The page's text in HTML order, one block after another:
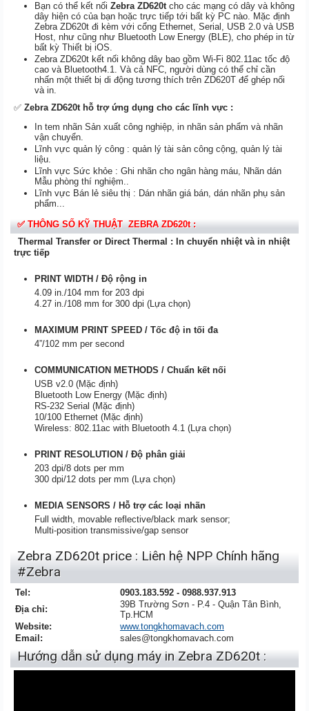
Bạn có thể kết nối Zebra ZD620tcho các mạng có dây và không
dây hiện có của bạn hoặc trực tiếp tới bất kỳ PC nào. Mặc định
Zebra ZD620t đi kèm với cổng Ethernet, Serial, USB 2.0 và USB
Host, như cũng như Bluetooth Low Energy (BLE), cho phép in từ
bất kỳ Thiết bị iOS.
Zebra ZD620t kết nối không dây bao gồm Wi-Fi 802.11ac tốc độ
cao và Bluetooth4.1. Và cả NFC, người dùng có thể chỉ cần
nhấn một thiết bị di động tương thích trên ZD620T để ghép nối
và in.
✅ Zebra ZD620t hỗ trợ ứng dụng cho các lĩnh vực :
In tem nhãn Sản xuất công nghiệp, in nhãn sản phẩm và nhãn
vận chuyển.
Lĩnh vực quản lý công : quản lý tài sản công cộng, quản lý tài
liệu.
Lĩnh vực Sức khỏe : Ghi nhãn cho ngân hàng máu, Nhãn dán
Mẫu phòng thí nghiệm..
Lĩnh vực Bán lẻ siêu thị : Dán nhãn giá bán, dán nhãn phụ sản
phẩm...
✅ THÔNG SỐ KỸ THUẬT ZEBRA ZD620t :
Thermal Transfer or Direct Thermal : In chuyển nhiệt và in nhiệt
trực tiếp
PRINT WIDTH / Độ rộng in
4.09 in./104 mm for 203 dpi
4.27 in./108 mm for 300 dpi (Lựa chọn)
MAXIMUM PRINT SPEED / Tốc độ in tối đa
4”/102 mm per second
COMMUNICATION METHODS / Chuẩn kết nối
USB v2.0 (Mặc định)
Bluetooth Low Energy (Mặc định)
RS-232 Serial (Mặc định)
10/100 Ethernet (Mặc định)
Wireless: 802.11ac with Bluetooth 4.1 (Lựa chọn)
PRINT RESOLUTION / Độ phân giải
203 dpi/8 dots per mm
300 dpi/12 dots per mm (Lựa chọn)
MEDIA SENSORS / Hỗ trợ các loại nhãn
Full width, movable reflective/black mark sensor;
Multi-position transmissive/gap sensor
Zebra ZD620t price : Liên hệ NPP Chính hãng
#Zebra
Tel:
0903.183.592 - 0988.937.913
Địa chỉ:
39B Trường Sơn - P.4 - Quận Tân Bình,
Tp.HCM
Website:
www.tongkhomavach.com
Email:
sales@tongkhomavach.com
Hướng dẫn sử dụng máy in Zebra ZD620t :